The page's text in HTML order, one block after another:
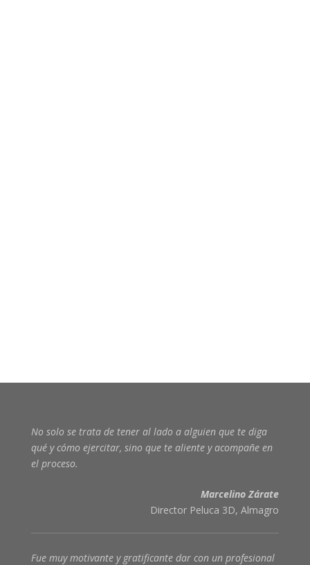
No solo se trata de tener al lado a alguien que te diga
qué y cómo ejercitar, sino que te aliente y acompañe en
el proceso.
Marcelino Zárate
Director Peluca 3D, Almagro
Fue muy motivante y gratificante dar con un profesional